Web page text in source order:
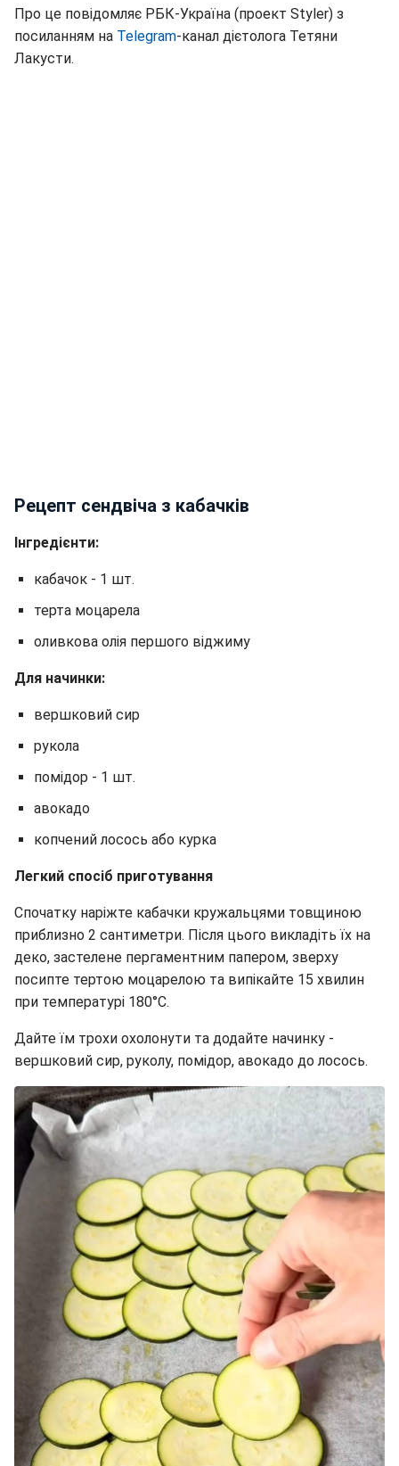
Про це повідомляє РБК-Україна (проект Styler) з
посиланням на Telegram-канал дієтолога Тетяни
Лакусти.
Рецепт сендвіча з кабачків
Інгредієнти:
кабачок - 1 шт.
терта моцарела
оливкова олія першого віджиму
Для начинки:
вершковий сир
рукола
помідор - 1 шт.
авокадо
копчений лосось або курка
Легкий спосіб приготування
Спочатку наріжте кабачки кружальцями товщиною
приблизно 2 сантиметри. Після цього викладіть їх на
деко, застелене пергаментним папером, зверху
посипте тертою моцарелою та випікайте 15 хвилин
при температурі 180°C.
Дайте їм трохи охолонути та додайте начинку -
вершковий сир, руколу, помідор, авокадо до лосось.